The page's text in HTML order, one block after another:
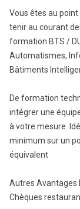
Vous êtes au
tenir au courant
formation BTS /
Automatismes,
Bâtiments
De formation
intégrer une
à votre mesure.
minimum sur un
équivalent
Autres Avantages
Chèques